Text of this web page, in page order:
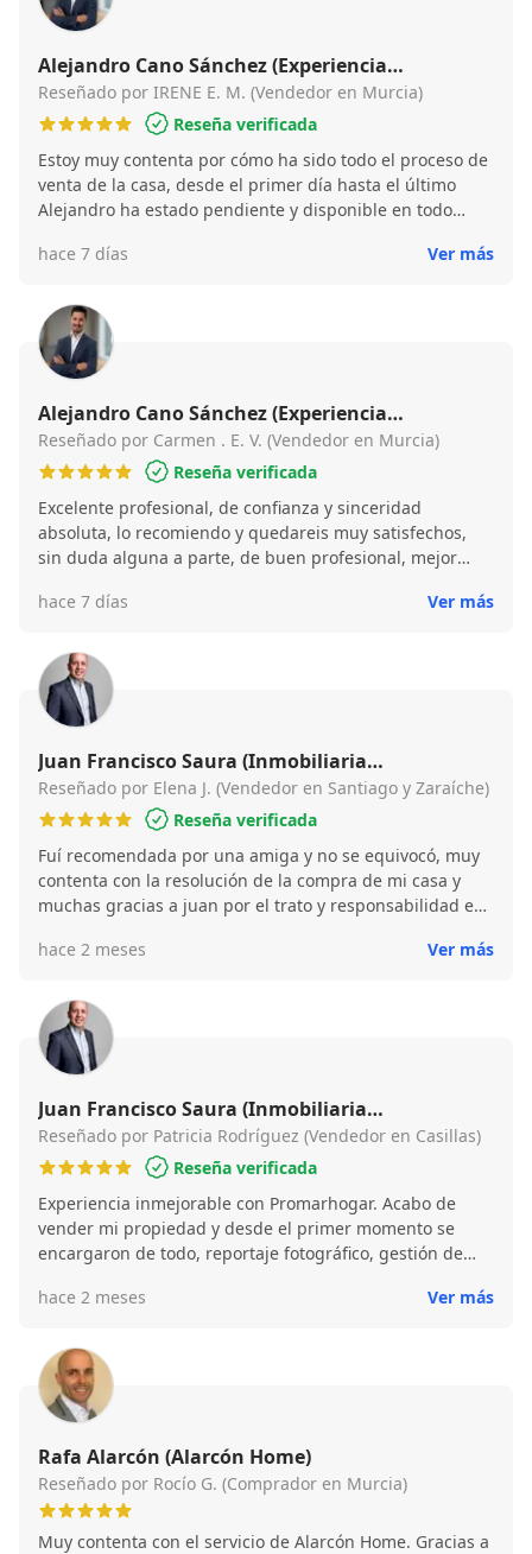
eternamente agradecida.
Alejandro Cano Sánchez (Experiencia
Inmobiliaria)
Reseñado por IRENE E. M. (Vendedor en Murcia)
Reseña verificada
Estoy muy contenta por cómo ha sido todo el proceso de
venta de la casa, desde el primer día hasta el último
Alejandro ha estado pendiente y disponible en todo
acompañado en todo. Él hace que un trámite de venta
espero contar con él en un futuro, me transmite
confianza máxima.
hace 7 días Ver más
Alejandro Cano Sánchez (Experiencia
Inmobiliaria)
Reseñado por Carmen . E. V. (Vendedor en Murcia)
Reseña verificada
Excelente profesional, de confianza y sinceridad
absoluta, lo recomiendo y quedareis muy satisfechos,
sin duda alguna a parte, de buen profesional, mejor
hace 7 días
Ver más
Juan Francisco Saura (Inmobiliaria
Promarhogar)
Reseñado por Elena J. (Vendedor en Santiago y Zaraíche)
Reseña verificada
Fuí recomendada por una amiga y no se equivocó, muy
contenta con la resolución de la compra de mi casa y
muchas gracias a juan por el trato y responsabilidad en
hace 2 meses
Ver más
Juan Francisco Saura (Inmobiliaria
Promarhogar)
Reseñado por Patricia Rodríguez (Vendedor en Casillas)
Reseña verificada
Experiencia inmejorable con Promarhogar. Acabo de
vender mi propiedad y desde el primer momento se
encargaron de todo, reportaje fotográfico, gestión de
profesionalidad. Recomiendo sus servicios 100%
hace 2 meses Ver más
Rafa Alarcón (Alarcón Home)
Reseñado por Rocío G. (Comprador en Murcia)
Muy contenta con el servicio de Alarcón Home. Gracias a